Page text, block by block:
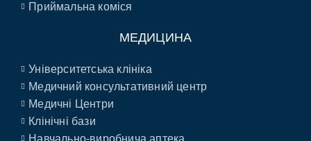
Приймальна коміся
МЕДИЦИНА
Університетська клініка
Медичний консультативний центр
Медичні Центри
Клінічні бази
Навчально-виробнича аптека